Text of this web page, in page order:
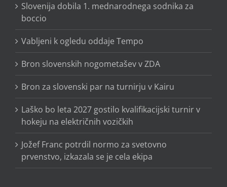
Slovenija dobila 1. mednarodnega sodnika za
boccio
Vabljeni k ogledu oddaje Tempo
Bron slovenskih nogometašev v ZDA
Bron za slovenski par na turnirju v Kairu
Laško bo leta 2027 gostilo kvalifikacijski turnir v
hokeju na električnih vozičkih
Jožef Franc potrdil normo za svetovno
prvenstvo, izkazala se je cela ekipa